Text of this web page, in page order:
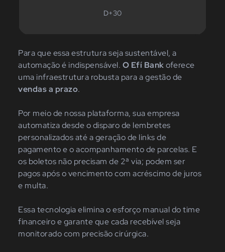
D+30
Para que essa estrutura seja sustentável, a
automação é indispensável. O Efí Bankoferece
uma infraestrutura robusta para a gestão de
vendas a prazo.
Por meio de nossa plataforma, sua empresa
automatiza desde o disparo de lembretes
personalizados até a geração de links de
pagamento e o acompanhamento de parcelas. E
os boletos não precisam de 2ª via; podem ser
pagos após o vencimento com acréscimo de juros
e multa.
Essa tecnologia elimina o esforço manual do time
financeiro e garante que cada recebível seja
monitorado com precisão cirúrgica.